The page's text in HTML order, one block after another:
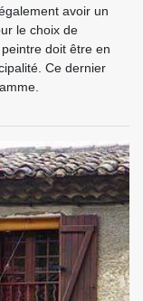
avoir un
le choix de
doit être en
Ce dernier